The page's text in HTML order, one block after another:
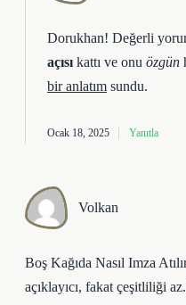
Dorukhan! Değerli
açısı kattı ve onu özgün
bir anlatım sundu.
Ocak 18, 2025 Yanıtla
Volkan
Boş Kağıda Nasıl Imza
açıklayıcı, fakat çeşitliliği